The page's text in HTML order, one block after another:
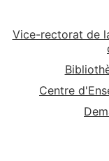
Vice-rectorat de
Centre